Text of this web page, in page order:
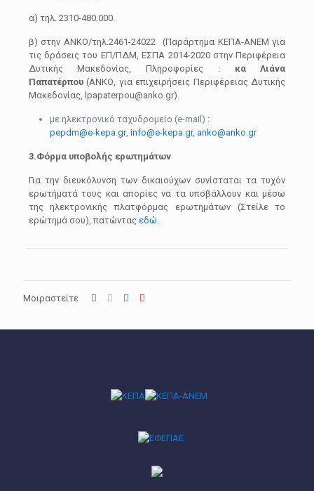
α) τηλ. 2310-480.000.
β) στην ΑΝΚΟ/τηλ.2461-24022 (Παράρτημα ΚΕΠΑ-ΑΝΕΜ για
τις δράσεις του ΕΠ/ΠΔΜ, ΕΣΠΑ 2014-2020 στην Περιφέρεια
Δυτικής Μακεδονίας, Πληροφορίες : κα Λιάνα
Παπατέρπου(ΑΝΚΟ, για επιχειρήσεις Περιφέρειας Δυτικής
Μακεδονίας, lpapaterpou@anko.gr).
με ηλεκτρονικό ταχυδρομείο (e-mail) :
pepdm@e-kepa.gr, info@e-kepa.gr, anko@anko.gr
3.Φόρμα υποβολής ερωτημάτων
Για την διευκόλυνση των δικαιούχων συνίσταται τα τυχόν
ερωτήματά τους και απορίες να τα υποβάλλουν και μέσω
της ηλεκτρονικής πλατφόρμας ερωτημάτων (Στείλε το
ερώτημά σου), πατώντας εδώ.
Μοιραστείτε